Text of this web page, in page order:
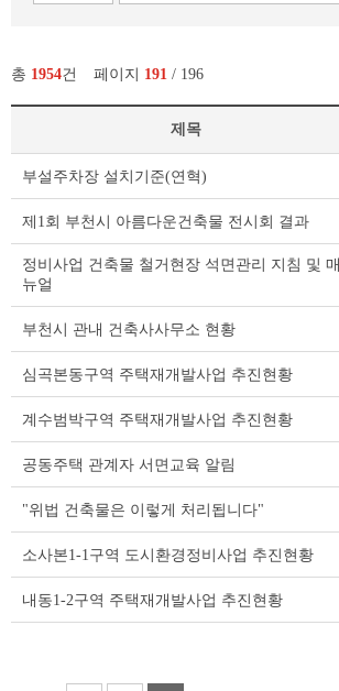
총 1954건 페이지 191 / 196
료
스
이
제목
부설주차장 설치기준(연혁)
제1회 부천시 아름다운건축물 전시회 결과
정비사업 건축물 철거현장 석면관리 지침 및 매
뉴얼
부천시 관내 건축사사무소 현황
심곡본동구역 주택재개발사업 추진현황
계수범박구역 주택재개발사업 추진현황
공동주택 관계자 서면교육 알림
"위법 건축물은 이렇게 처리됩니다"
소사본1-1구역 도시환경정비사업 추진현황
내동1-2구역 주택재개발사업 추진현황